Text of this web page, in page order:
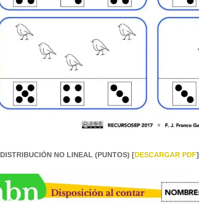
DISTRIBUCIÓN NO LINEAL (PUNTOS) [DESCARGAR PDF]